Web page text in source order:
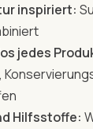
inspiriert:
jedes
Hilfsstoffe: